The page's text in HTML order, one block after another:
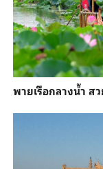
พายเรือกลางน้ำ ส